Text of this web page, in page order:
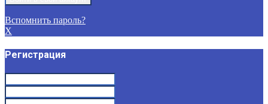
Вспомнить пароль?
X
Регистрация